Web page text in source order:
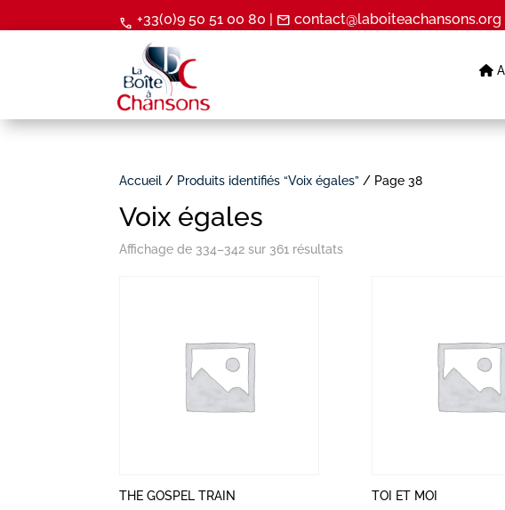
call +33(0)9 50 51 00 80 | mail contact@laboiteachansons.org
Accueil / Produits identifiés “Voix égales” / Page 38
Voix égales
Affichage de 334–342 sur 361 résultats
THE GOSPEL TRAIN TOI ET MOI